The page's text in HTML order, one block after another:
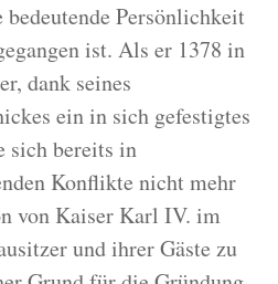
bedeutende Persönlichkeit
ist. Als er 1378 in
dank seines
ein in sich gefestigtes
sich bereits in
Konflikte nicht mehr
von Kaiser Karl IV. im
und ihrer Gäste zu